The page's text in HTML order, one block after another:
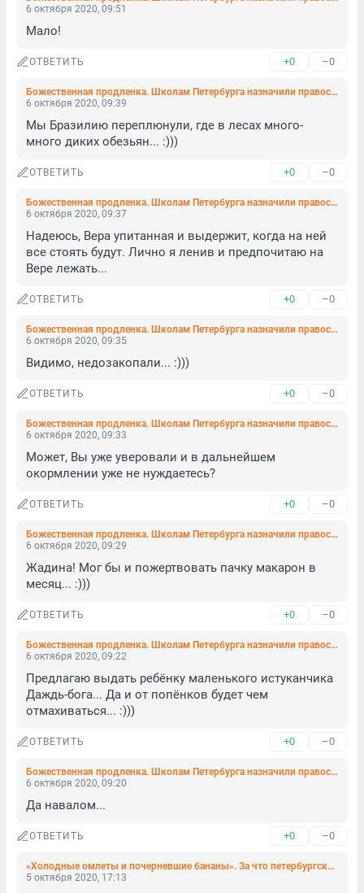
6 октября 2020, 09:51
Мало!
ОТВЕТИТЬ +0 –0
Божественная продленка. Школам Петербурга назначили православных кураторов
6 октября 2020, 09:39
Мы Бразилию переплюнули, где в лесах много-
много диких обезьян... :)))
ОТВЕТИТЬ +0 –0
Божественная продленка. Школам Петербурга назначили православных кураторов
6 октября 2020, 09:37
Надеюсь, Вера упитанная и выдержит, когда на ней
все стоять будут. Лично я ленив и предпочитаю на
Вере лежать...
ОТВЕТИТЬ +0 –0
Божественная продленка. Школам Петербурга назначили православных кураторов
6 октября 2020, 09:35
Видимо, недозакопали... :)))
ОТВЕТИТЬ +0 –0
Божественная продленка. Школам Петербурга назначили православных кураторов
6 октября 2020, 09:33
Может, Вы уже уверовали и в дальнейшем
окормлении уже не нуждаетесь?
ОТВЕТИТЬ +0 –0
Божественная продленка. Школам Петербурга назначили православных кураторов
6 октября 2020, 09:29
Жадина! Мог бы и пожертвовать пачку макарон в
месяц... :)))
ОТВЕТИТЬ +0 –0
Божественная продленка. Школам Петербурга назначили православных кураторов
6 октября 2020, 09:22
Предлагаю выдать ребёнку маленького истуканчика
Даждь-бога... Да и от попёнков будет чем
отмахиваться... :)))
ОТВЕТИТЬ +0 –0
Божественная продленка. Школам Петербурга назначили православных кураторов
6 октября 2020, 09:20
Да навалом...
ОТВЕТИТЬ +0 –0
«Холодные омлеты и почерневшие бананы». За что петербургские школьники и их родители так ругают бесплатные завтраки (фото)
5 октября 2020, 17:13